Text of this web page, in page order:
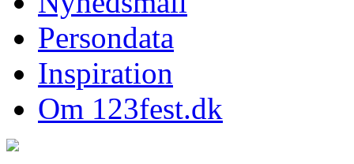
Persondata
Inspiration
Om 123fest.dk